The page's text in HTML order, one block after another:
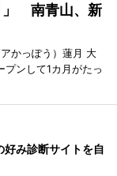
」 南青山、新
かっぽう）蓮月 大
ンして1カ月がたっ
み診断サイトを自